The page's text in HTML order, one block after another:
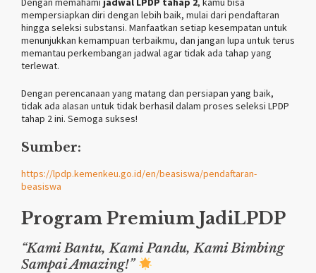
mempersiapkan diri dengan lebih baik, mulai dari pendaftaran
hingga seleksi substansi. Manfaatkan setiap kesempatan untuk
menunjukkan kemampuan terbaikmu, dan jangan lupa untuk terus
memantau perkembangan jadwal agar tidak ada tahap yang
terlewat.
Dengan perencanaan yang matang dan persiapan yang baik,
tidak ada alasan untuk tidak berhasil dalam proses seleksi LPDP
tahap 2 ini. Semoga sukses!
Sumber:
https://lpdp.kemenkeu.go.id/en/beasiswa/pendaftaran-
beasiswa
Program Premium JadiLPDP
“Kami Bantu, Kami Pandu, Kami Bimbing
Sampai Amazing!”